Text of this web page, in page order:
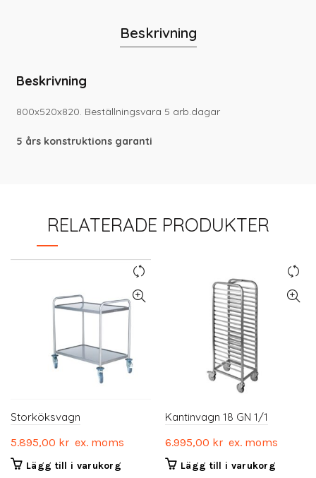
Beskrivning
Beskrivning
800x520x820. Beställningsvara 5 arb.dagar
5 års konstruktions garanti
RELATERADE PRODUKTER
Storköksvagn
5.895,00 kr ex. moms
Lägg till i varukorg
Kantinvagn 18 GN 1/1
6.995,00 kr ex. moms
Lägg till i varukorg